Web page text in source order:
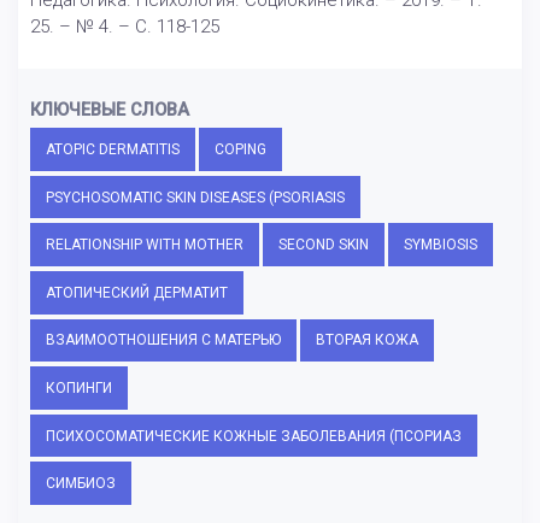
25. – № 4. – С. 118-125
КЛЮЧЕВЫЕ СЛОВА
ATOPIC DERMATITIS COPING
PSYCHOSOMATIC SKIN DISEASES (PSORIASIS
RELATIONSHIP WITH MOTHER SECOND SKIN SYMBIOSIS
АТОПИЧЕСКИЙ ДЕРМАТИТ
ВЗАИМООТНОШЕНИЯ С МАТЕРЬЮ ВТОРАЯ КОЖА
КОПИНГИ
ПСИХОСОМАТИЧЕСКИЕ КОЖНЫЕ ЗАБОЛЕВАНИЯ (ПСОРИАЗ
СИМБИОЗ